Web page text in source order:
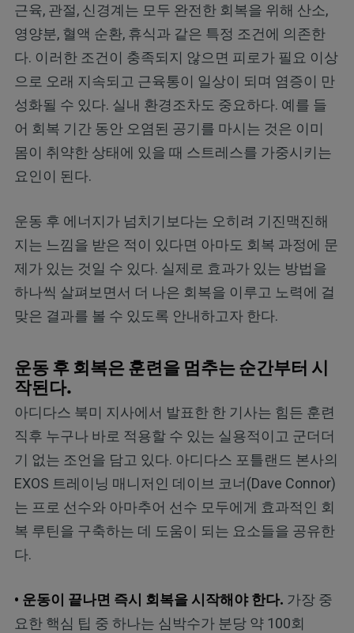
근육, 관절, 신경계는 모두 완전한 회복을 위해 산소,
영양분, 혈액 순환, 휴식과 같은 특정 조건에 의존한
다. 이러한 조건이 충족되지 않으면 피로가 필요 이상
으로 오래 지속되고 근육통이 일상이 되며 염증이 만
성화될 수 있다. 실내 환경조차도 중요하다. 예를 들
어 회복 기간 동안 오염된 공기를 마시는 것은 이미
몸이 취약한 상태에 있을 때 스트레스를 가중시키는
요인이 된다.
운동 후 에너지가 넘치기보다는 오히려 기진맥진해
지는 느낌을 받은 적이 있다면 아마도 회복 과정에 문
제가 있는 것일 수 있다. 실제로 효과가 있는 방법을
하나씩 살펴보면서 더 나은 회복을 이루고 노력에 걸
맞은 결과를 볼 수 있도록 안내하고자 한다.
운동 후 회복은 훈련을 멈추는 순간부터 시
작된다.
아디다스 북미 지사에서 발표한 한 기사는 힘든 훈련
직후 누구나 바로 적용할 수 있는 실용적이고 군더더
기 없는 조언을 담고 있다. 아디다스 포틀랜드 본사의
EXOS 트레이닝 매니저인 데이브 코너(Dave Connor)
는 프로 선수와 아마추어 선수 모두에게 효과적인 회
복 루틴을 구축하는 데 도움이 되는 요소들을 공유한
다.
• 운동이 끝나면 즉시 회복을 시작해야 한다. 가장 중
요한 핵심 팁 중 하나는 심박수가 분당 약 100회